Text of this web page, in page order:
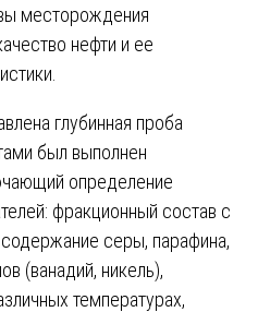
месторождения
нефти и ее
глубинная проба
был выполнен
определение
фракционный состав с
серы, парафина,
(ванадий, никель),
температурах,